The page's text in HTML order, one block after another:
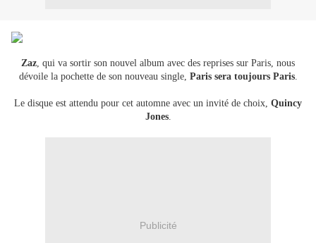
Zaz, qui va sortir son nouvel album avec des reprises sur Paris, nous
dévoile la pochette de son nouveau single, Paris sera toujours Paris.
Le disque est attendu pour cet automne avec un invité de choix, Quincy
Jones.
Publicité